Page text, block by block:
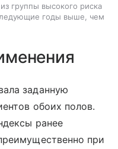
группы высокого риска
годы выше, чем
заданную
обоих полов.
ранее
при